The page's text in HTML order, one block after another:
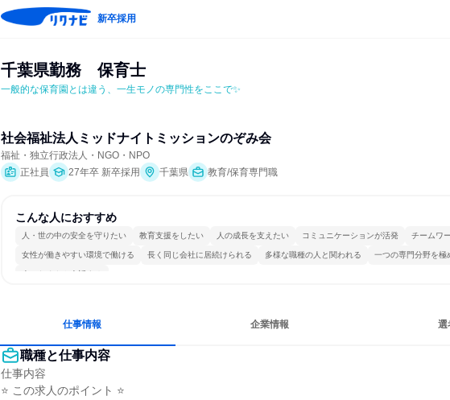
新卒採用
千葉県勤務　保育士
一般的な保育園とは違う、一生モノの専門性をここで✨
社会福祉法人ミッドナイトミッションのぞみ会
福祉・独立行政法人・NGO・NPO
正社員
27年卒 新卒採用 千葉県 教育/保育専門職
こんな人におすすめ
人・世の中の安全を守りたい 教育支援をしたい 人の成長を支えたい コミュニケーションが活発 チームワ
女性が働きやすい環境で働ける 長く同じ会社に居続けられる 多様な職種の人と関われる 一つの専門分野を極
人とたくさん会話する
仕事情報 企業情報 選
職種と仕事内容
仕事内容
⭐ この求人のポイント ⭐